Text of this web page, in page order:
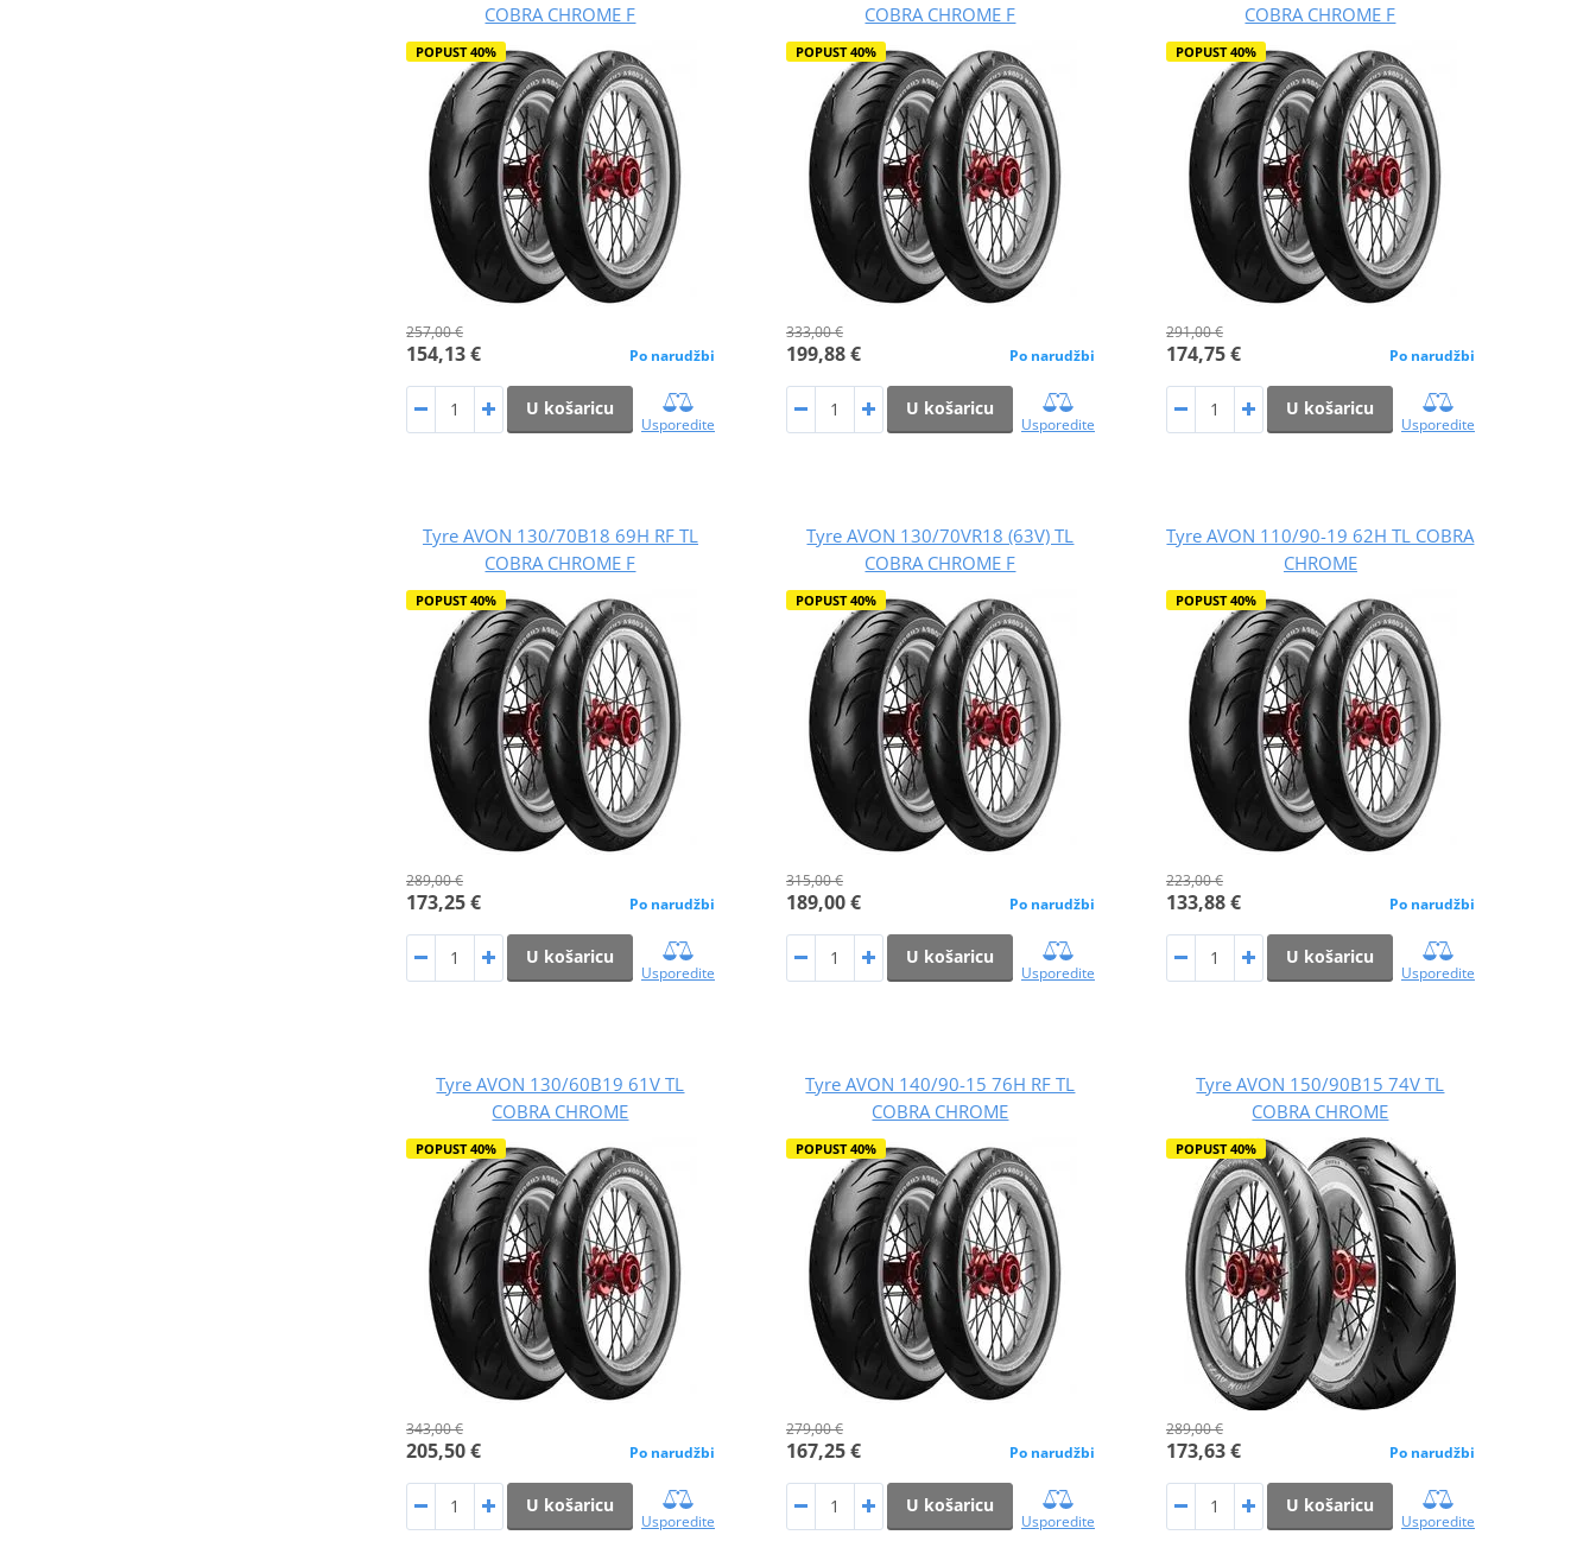
COBRA CHROME F
POPUST 40%
257,00 €
154,13 € Po narudžbi
U košaricu
Usporedite
COBRA CHROME F
POPUST 40%
333,00 €
199,88 € Po narudžbi
U košaricu
Usporedite
COBRA CHROME F
POPUST 40%
291,00 €
174,75 € Po narudžbi
U košaricu
Usporedite
Tyre AVON 130/70B18 69H RF TL
COBRA CHROME F
POPUST 40%
289,00 €
173,25 € Po narudžbi
U košaricu
Usporedite
Tyre AVON 130/70VR18 (63V) TL
COBRA CHROME F
POPUST 40%
315,00 €
189,00 € Po narudžbi
U košaricu
Usporedite
Tyre AVON 110/90-19 62H TL COBRA
CHROME
POPUST 40%
223,00 €
133,88 € Po narudžbi
U košaricu
Usporedite
Tyre AVON 130/60B19 61V TL
COBRA CHROME
POPUST 40%
343,00 €
205,50 € Po narudžbi
U košaricu
Usporedite
Tyre AVON 140/90-15 76H RF TL
COBRA CHROME
POPUST 40%
279,00 €
167,25 € Po narudžbi
U košaricu
Usporedite
Tyre AVON 150/90B15 74V TL
COBRA CHROME
POPUST 40%
289,00 €
173,63 € Po narudžbi
U košaricu
Usporedite